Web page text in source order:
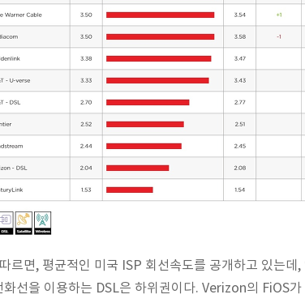
르면, 평균적인 미국 ISP 회선속도를 공개하고 있는데
선을 이용하는 DSL은 하위권이다. Verizon의 FiOS